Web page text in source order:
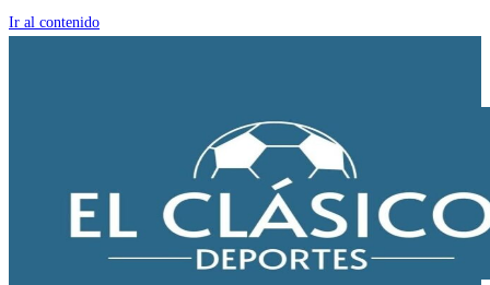
Ir al contenido